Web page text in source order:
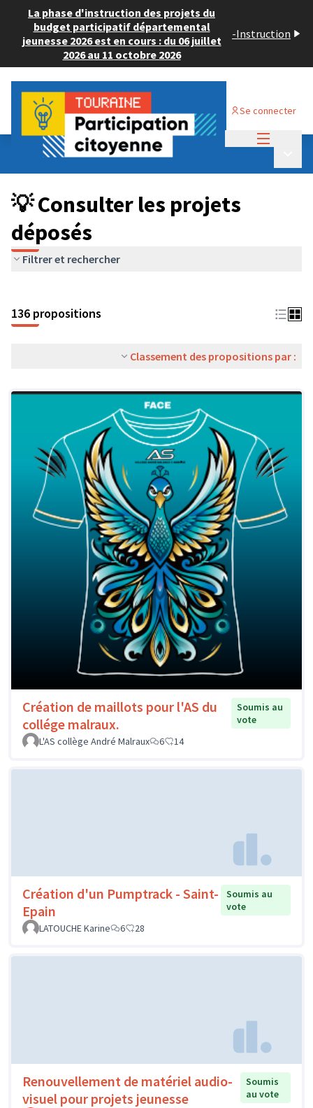
La phase d'instruction des projets du
budget participatif départemental
jeunesse 2026 est en cours : du 06 juillet
2026 au 11 octobre 2026
-Instruction
Se connecter
Budget Participatif JEUNESSE 2024
💡 Consulter les projets déposés
💡 Consulter les projets
déposés
Filtrer et rechercher
136 propositions
Classement des propositions par :
Création de maillots pour l'AS du
collége malraux.
Soumis au
vote
L'AS collège André Malraux
6 14
Création d'un Pumptrack - Saint-
Epain
Soumis au
vote
LATOUCHE Karine
6 28
Renouvellement de matériel audio-
visuel pour projets jeunesse
Soumis
au vote